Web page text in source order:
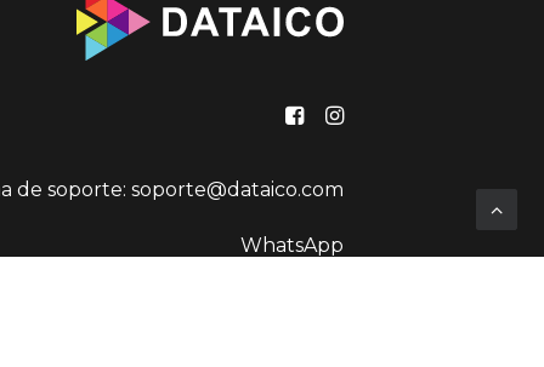
de soporte:soporte@dataico.com
WhatsApp